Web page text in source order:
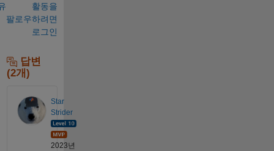
활동을
팔로우하려면
로그인
답변
(2개)
Star
Strider
2023년